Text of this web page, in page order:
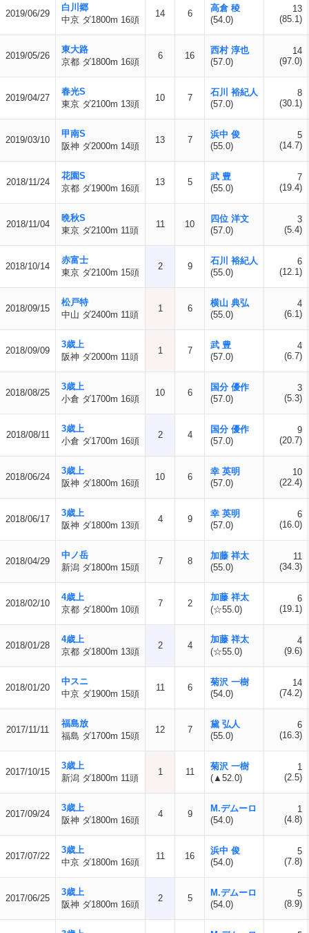
2019/06/29
白川郷
中京 ダ1800m 16頭
14 6
高倉 稜
(54.0)
13
(85.1)
2019/05/26
東大路
京都 ダ1800m 16頭
6 16
西村 淳也
(57.0)
14
(97.0)
2019/04/27
春光S
東京 ダ2100m 13頭
10 7
石川 裕紀人
(57.0)
8
(30.1)
2019/03/10
甲南S
阪神 ダ2000m 14頭
13 7
浜中 俊
(55.0)
5
(14.7)
2018/11/24
花園S
京都 ダ1900m 16頭
13 5
武 豊
(55.0)
7
(19.4)
2018/11/04
晩秋S
東京 ダ2100m 11頭
11 10
四位 洋文
(57.0)
3
(5.4)
2018/10/14
赤富士
東京 ダ2100m 15頭
2 9
石川 裕紀人
(55.0)
6
(12.1)
2018/09/15
松戸特
中山 ダ2400m 11頭
1 6
横山 典弘
(55.0)
4
(6.1)
2018/09/09
3歳上
阪神 ダ2000m 11頭
1 7
武 豊
(57.0)
4
(6.7)
2018/08/25
3歳上
小倉 ダ1700m 16頭
10 6
国分 優作
(57.0)
3
(5.3)
2018/08/11
3歳上
小倉 ダ1700m 16頭
2 4
国分 優作
(57.0)
9
(20.7)
2018/06/24
3歳上
阪神 ダ1800m 16頭
10 6
幸 英明
(57.0)
10
(22.4)
2018/06/17
3歳上
阪神 ダ1800m 13頭
4 9
幸 英明
(57.0)
6
(16.0)
2018/04/29
中ノ岳
新潟 ダ1800m 15頭
7 8
加藤 祥太
(55.0)
11
(34.3)
2018/02/10
4歳上
京都 ダ1800m 10頭
7 2
加藤 祥太
(☆55.0)
6
(19.1)
2018/01/28
4歳上
京都 ダ1800m 13頭
2 4
加藤 祥太
(☆55.0)
4
(9.6)
2018/01/20
中スニ
中京 ダ1900m 15頭
11 6
菊沢 一樹
(54.0)
14
(74.2)
2017/11/11
福島放
福島 ダ1700m 15頭
12 7
黛 弘人
(55.0)
6
(16.3)
2017/10/15
3歳上
新潟 ダ1800m 11頭
1 11
菊沢 一樹
(▲52.0)
1
(2.5)
2017/09/24
3歳上
阪神 ダ1800m 16頭
4 9
M.デムーロ
(54.0)
1
(4.8)
2017/07/22
3歳上
中京 ダ1800m 16頭
11 16
浜中 俊
(54.0)
5
(7.8)
2017/06/25
3歳上
阪神 ダ1800m 16頭
2 5
M.デムーロ
(54.0)
5
(8.9)